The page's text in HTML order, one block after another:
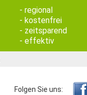
- regional
- kostenfrei
- zeitsparend
- effektiv
Folgen Sie uns: